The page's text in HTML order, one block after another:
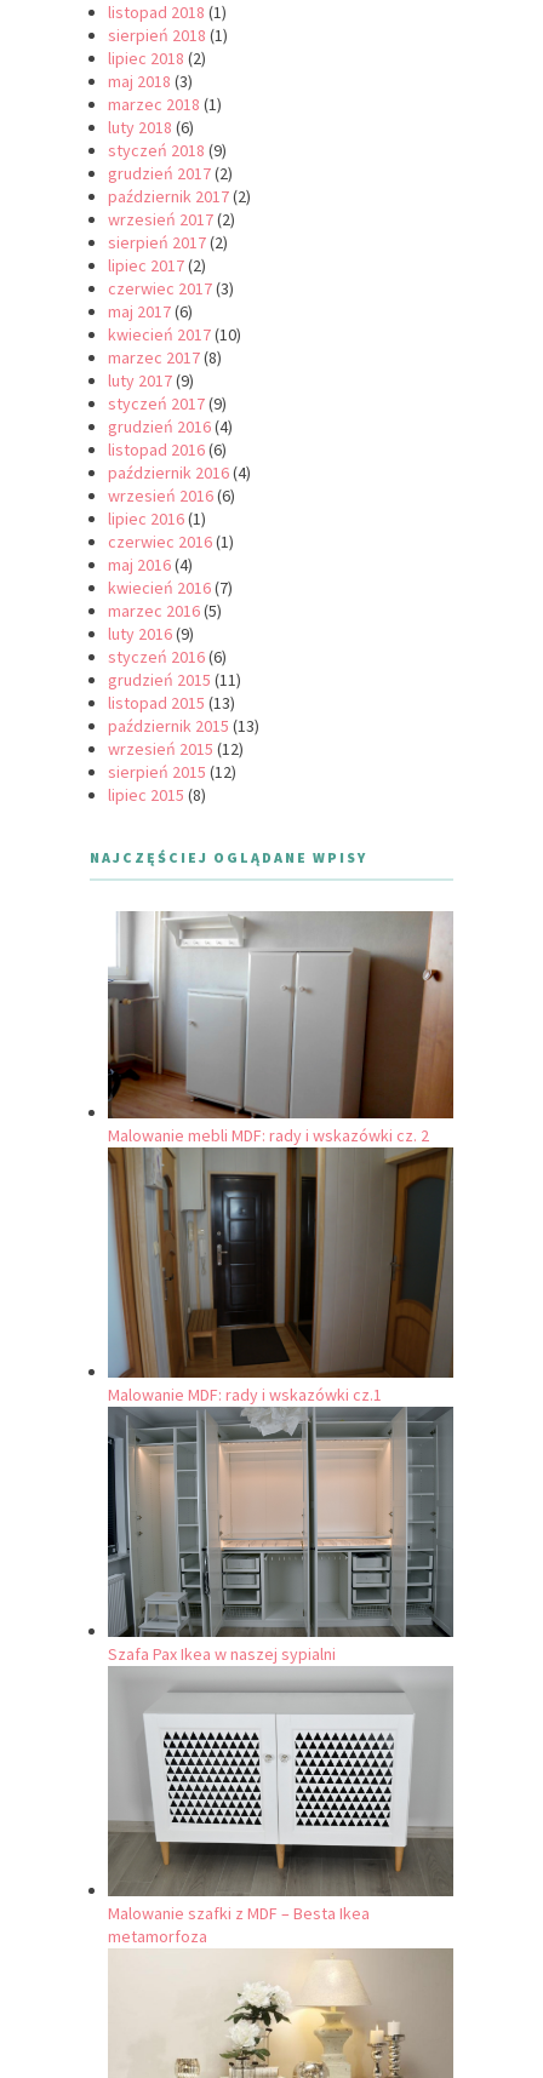
listopad 2018 (1)
sierpień 2018 (1)
lipiec 2018 (2)
maj 2018 (3)
marzec 2018 (1)
luty 2018 (6)
styczeń 2018 (9)
grudzień 2017(2)
październik 2017(2)
wrzesień 2017(2)
sierpień 2017(2)
lipiec 2017(2)
czerwiec 2017(3)
maj 2017(6)
kwiecień 2017(10)
marzec 2017(8)
luty 2017(9)
styczeń 2017(9)
grudzień 2016(4)
listopad 2016(6)
październik 2016(4)
wrzesień 2016(6)
lipiec 2016(1)
czerwiec 2016(1)
maj 2016(4)
kwiecień 2016(7)
marzec 2016(5)
luty 2016(9)
styczeń 2016(6)
grudzień 2015 (11)
listopad 2015 (13)
październik 2015 (13)
wrzesień 2015 (12)
sierpień 2015 (12)
lipiec 2015 (8)
NAJCZĘŚCIEJ OGLĄDANE WPISY
Malowanie mebli MDF: rady i wskazówki cz. 2
Malowanie MDF: rady i wskazówki cz.1
Szafa Pax Ikea w naszej sypialni
Malowanie szafki z MDF – Besta Ikea
metamorfoza